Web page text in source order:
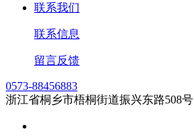
联系我们
联系信息
留言反馈
0573-88456883
浙江省桐乡市梧桐街道振兴东路508号